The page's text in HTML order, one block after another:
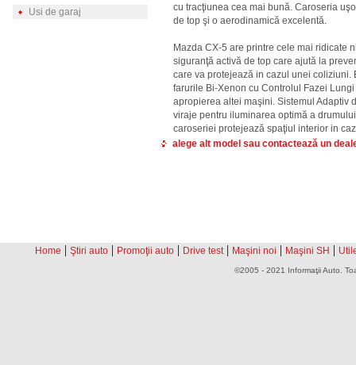
Usi de garaj
cu tracţiunea cea mai bună. Caroseria
de top şi o aerodinamică excelentă.
Mazda CX-5 are printre cele mai ridicate
siguranţă activă de top care ajută la
care va protejează in cazul unei
farurile Bi-Xenon cu Controlul Fazei
apropierea altei maşini. Sistemul Adaptiv
viraje pentru iluminarea optimă a
caroseriei protejează spaţiul interior in
alege alt model sau contactează un
Home | Ştiri auto | Promoţii auto | Drive test | Maşini noi | Maşini SH |
©2005 - 2021 Informaţii Auto.